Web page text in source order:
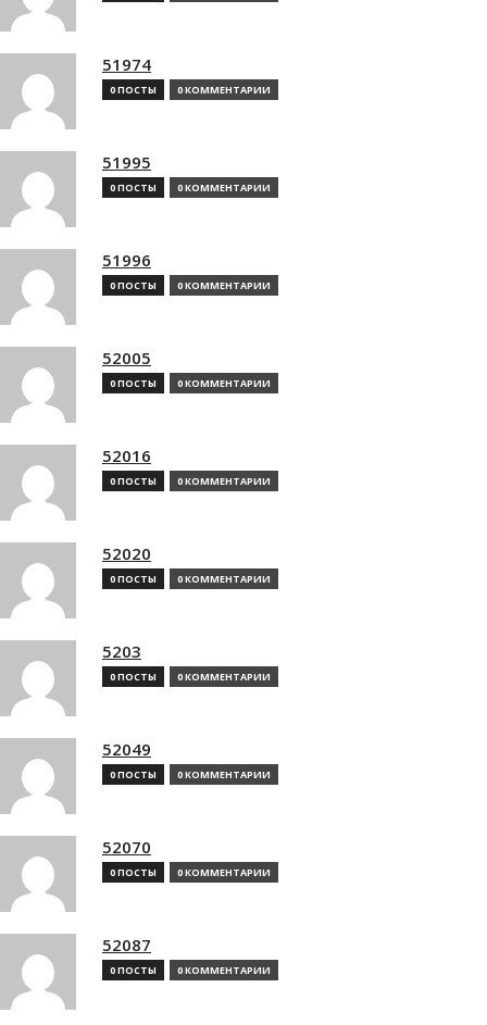
51974
0 ПОСТЫ 0 КОММЕНТАРИИ
51995
0 ПОСТЫ 0 КОММЕНТАРИИ
51996
0 ПОСТЫ 0 КОММЕНТАРИИ
52005
0 ПОСТЫ 0 КОММЕНТАРИИ
52016
0 ПОСТЫ 0 КОММЕНТАРИИ
52020
0 ПОСТЫ 0 КОММЕНТАРИИ
5203
0 ПОСТЫ 0 КОММЕНТАРИИ
52049
0 ПОСТЫ 0 КОММЕНТАРИИ
52070
0 ПОСТЫ 0 КОММЕНТАРИИ
52087
0 ПОСТЫ 0 КОММЕНТАРИИ